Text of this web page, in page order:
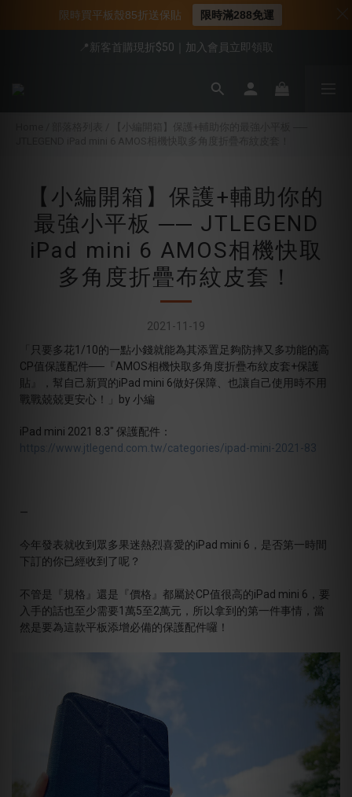
📍新客首購現折$50｜加入會員立即領取
📍新客首購現折$50｜加入會員立即領取
📌年中下殺 手機殼3折起
【小編開箱】保護+輔助你的最強小平板 ──
JTLEGEND iPad mini 6 AMOS相機快取多角度折疊布紋皮套！
【小編開箱】保護+輔助你的
最強小平板 ── JTLEGEND
iPad mini 6 AMOS相機快取
多角度折疊布紋皮套！
2021-11-19
只要多花1/10的一點小錢就能為其添置足夠防摔又多功能的高
CP值保護配件──『AMOS相機快取多角度折疊布紋皮套+保護
貼』，幫自己新買的iPad mini 6做好保障、也讓自己使用時不用
戰戰兢兢更安心！
」by 小編
iPad mini 2021 8.3" 保護配件：
https://www.jtlegend.com.tw/categories/ipad-mini-2021-83
—
今年發表就收到眾多果迷熱烈喜愛的iPad mini 6，是否第一時間
下訂的你已經收到了呢？
不管是『規格』還是『價格』都屬於CP值很高的iPad mini 6，要
入手的話也至少需要1萬5至2萬元，所以拿到的第一件事情，當
然是要為這款平板添增必備的保護配件囉！
限時買平板殼85折送保貼 限時滿288免運